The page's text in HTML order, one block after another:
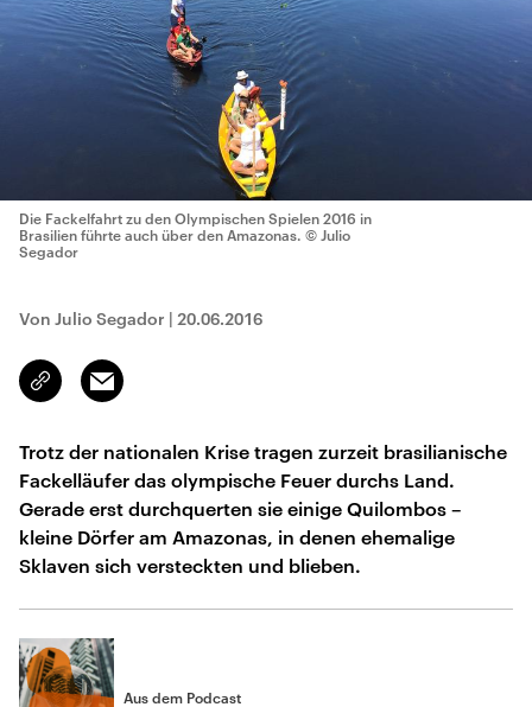
Die Fackelfahrt zu den Olympischen Spielen 2016 in
Brasilien führte auch über den Amazonas. © Julio
Segador
Von Julio Segador | 20.06.2016
Link
kopieren/teilen
Email
Trotz der nationalen Krise tragen zurzeit brasilianische
Fackelläufer das olympische Feuer durchs Land.
Gerade erst durchquerten sie einige Quilombos –
kleine Dörfer am Amazonas, in denen ehemalige
Sklaven sich versteckten und blieben.
Aus dem Podcast